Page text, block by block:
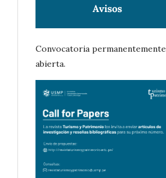
Convocatoria permanentemente
abierta.